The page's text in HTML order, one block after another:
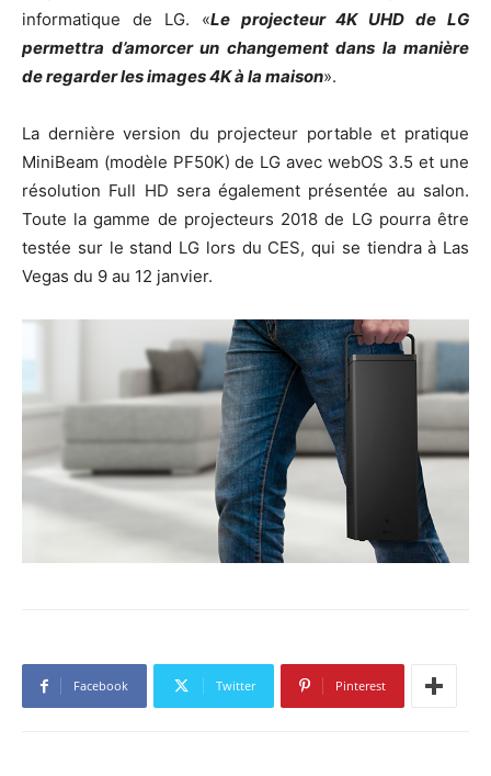
informatique de LG. «Le projecteur 4K UHD de LG
permettra d’amorcer un changement dans la manière
de regarder les images 4K à la maison».
La dernière version du projecteur portable et pratique
MiniBeam (modèle PF50K) de LG avec webOS 3.5 et une
résolution Full HD sera également présentée au salon.
Toute la gamme de projecteurs 2018 de LG pourra être
testée sur le stand LG lors du CES, qui se tiendra à Las
Vegas du 9 au 12 janvier.
Facebook Twitter Pinterest